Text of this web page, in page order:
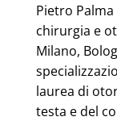
Pietro
chirurgia e
Milano,
laurea di
testa e del